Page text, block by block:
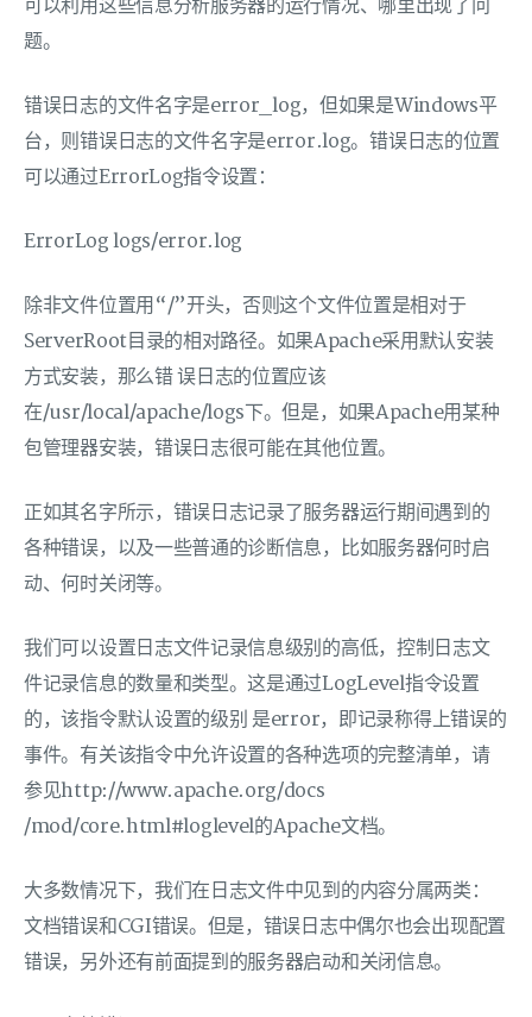
可以利用这些信息分析服务器的运行情况、哪里出现了问
题。
错误日志的文件名字是error_log，但如果是Windows平
台，则错误日志的文件名字是error.log。错误日志的位置
可以通过ErrorLog指令设置：
ErrorLog logs/error.log
除非文件位置用“/”开头，否则这个文件位置是相对于
ServerRoot目录的相对路径。如果Apache采用默认安装
方式安装，那么错 误日志的位置应该
在/usr/local/apache/logs下。但是，如果Apache用某种
包管理器安装，错误日志很可能在其他位置。
正如其名字所示，错误日志记录了服务器运行期间遇到的
各种错误，以及一些普通的诊断信息，比如服务器何时启
动、何时关闭等。
我们可以设置日志文件记录信息级别的高低，控制日志文
件记录信息的数量和类型。这是通过LogLevel指令设置
的，该指令默认设置的级别 是error，即记录称得上错误的
事件。有关该指令中允许设置的各种选项的完整清单，请
参见http://www.apache.org/docs
/mod/core.html#loglevel的Apache文档。
大多数情况下，我们在日志文件中见到的内容分属两类：
文档错误和CGI错误。但是，错误日志中偶尔也会出现配置
错误，另外还有前面提到的服务器启动和关闭信息。